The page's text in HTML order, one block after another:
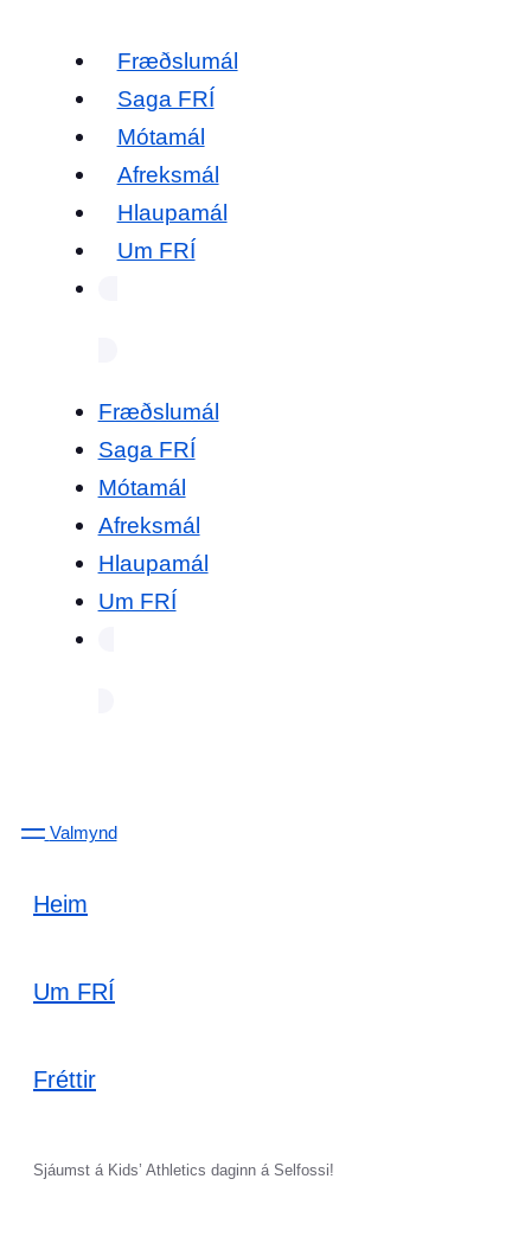
Fræðslumál
Saga FRÍ
Mótamál
Afreksmál
Hlaupamál
Um FRÍ
Fræðslumál
Saga FRÍ
Mótamál
Afreksmál
Hlaupamál
Um FRÍ
Valmynd
Heim
Um FRÍ
Fréttir
Sjáumst á Kids’ Athletics daginn á Selfossi!